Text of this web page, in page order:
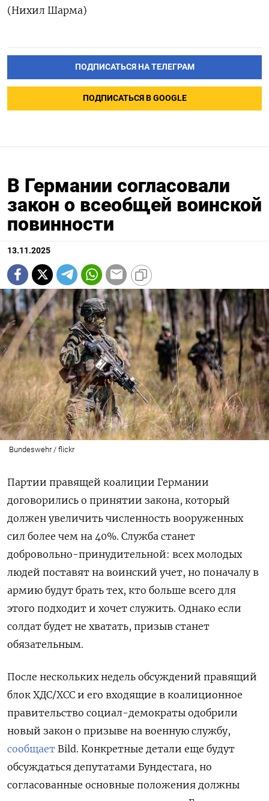
(Нихил Шарма)
ПОДПИСАТЬСЯ НА ТЕЛЕГРАМ
ПОДПИСАТЬСЯ В GOOGLE
В Германии согласовали
закон о всеобщей воинской
повинности
13.11.2025
Bundeswehr / flickr
Партии правящей коалиции Германии
договорились о принятии закона, который
должен увеличить численность вооруженных
сил более чем на 40%. Служба станет
добровольно-принудительной: всех молодых
людей поставят на воинский учет, но поначалу в
армию будут брать тех, кто больше всего для
этого подходит и хочет служить. Однако если
солдат будет не хватать, призыв станет
обязательным.
После нескольких недель обсуждений правящий
блок ХДС/ХСС и его входящие в коалиционное
правительство социал-демократы одобрили
новый закон о призыве на военную службу,
сообщает Bild. Конкретные детали еще будут
обсуждаться депутатами Бундестага, но
согласованные основные положения должны